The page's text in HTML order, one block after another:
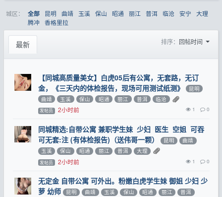
城区： 全部 昆明 曲靖 玉溪 保山 昭通 丽江 普洱 临沧 安宁
大理
腾冲
香格里拉
最新 排序： 回帖时间
【同城高质量美女】白虎05后有公寓，无套路，无订
金，《三天内的体检报告，现场可用测试纸测》
昆明
曲靖
玉溪 保山 昭通 丽江 普洱 临沧
发帖员 2小时前 1 0
同城精选:自带公寓 兼职学生妹 少妇 医生 空姐 可吞
可无套:注 (有体检报告)（送伟哥一颗）
昆明
曲靖
玉溪
保山 昭通 丽江 普洱 大理
发帖员 2小时前 1 0
无定金 自带公寓 可外出。粉嫩白虎学生妹 御姐 少妇 少
萝 幼师
昆明 曲靖 玉溪 保山 昭通 丽江
普洱